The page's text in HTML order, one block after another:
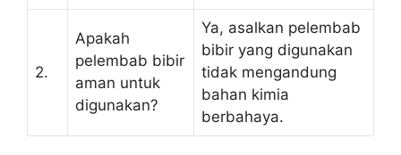
2.
Apakah
pelembab bibir
aman untuk
digunakan?
Ya, asalkan pelembab
bibir yang digunakan
tidak mengandung
bahan kimia
berbahaya.